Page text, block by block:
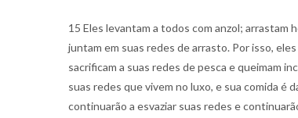
15 Eles levantam a todos com anzol; arrastam
juntam em suas redes de arrasto. Por isso,
sacrificam a suas redes de pesca e queimam
suas redes que vivem no luxo, e sua comida é
continuarão a esvaziar suas redes e